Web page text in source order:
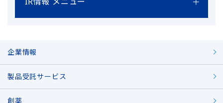
企業情報
製品受託サービス
創薬